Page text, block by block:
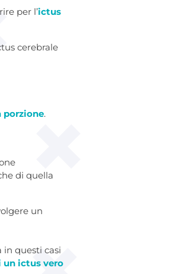
per l’ictus
cerebrale
porzione.
di quella
un
questi casi
un ictus vero